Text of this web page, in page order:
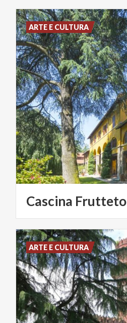
Cascina Frutteto
ARTE E CULTURA
ARTE E CULTURA